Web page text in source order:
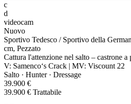
c
d
videocam
Nuovo
Sportivo Tedesco / Sportivo della
cm, Pezzato
Cattura l'attenzione nel salto – castrone a
V: Samenco‘s Crack | MV: Viscount 22
Salto · Hunter · Dressage
39.900 €
39.900 € Trattabile